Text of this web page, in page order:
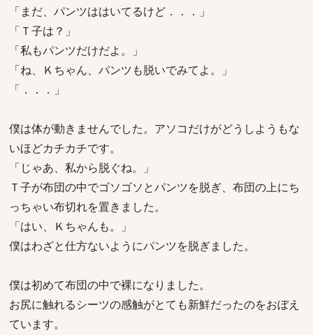
「まだ、パンツははいてるけど．．．」
「Ｔ子は？」
「私もパンツだけだよ。」
「ね、Ｋちゃん、パンツも脱いでみてよ。」
「．．．」
僕は体が動きませんでした。アソコだけがどうしようもな
いほどカチカチです。
「じゃあ、私から脱ぐね。」
Ｔ子が布団の中でゴソゴソとパンツを脱ぎ、布団の上にち
っちゃい布切れを置きました。
「はい、Ｋちゃんも。」
僕はわざと仕方ないようにパンツを脱ぎました。
僕は初めて布団の中で裸になりました。
お尻に触れるシーツの感触がとても新鮮だったのをおぼえ
ています。